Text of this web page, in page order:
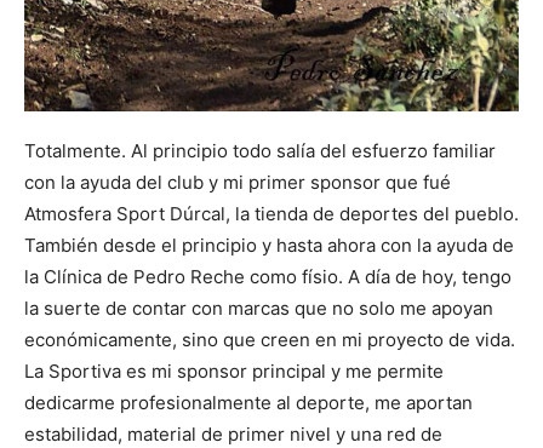
Totalmente. Al principio todo salía del esfuerzo familiar
con la ayuda del club y mi primer sponsor que fué
Atmosfera Sport Dúrcal, la tienda de deportes del pueblo.
También desde el principio y hasta ahora con la ayuda de
la Clínica de Pedro Reche como físio. A día de hoy, tengo
la suerte de contar con marcas que no solo me apoyan
económicamente, sino que creen en mi proyecto de vida.
La Sportiva es mi sponsor principal y me permite
dedicarme profesionalmente al deporte, me aportan
estabilidad, material de primer nivel y una red de